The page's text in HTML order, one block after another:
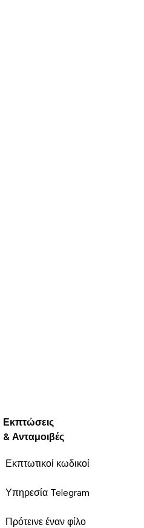
Εκπτώσεις
& Ανταμοιβές
Εκπτωτικοί κωδικοί
Υπηρεσία Telegram
Πρότεινε έναν φίλο